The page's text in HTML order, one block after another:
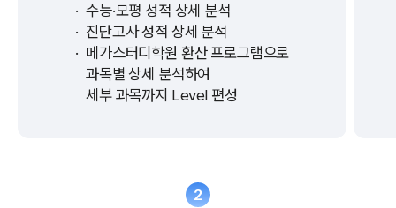
· 수능·모평 성적 상세 분석
· 진단고사 성적 상세 분석
· 메가스터디학원 환산 프로그램으로
과목별 상세 분석하여
세부 과목까지 Level 편성
2